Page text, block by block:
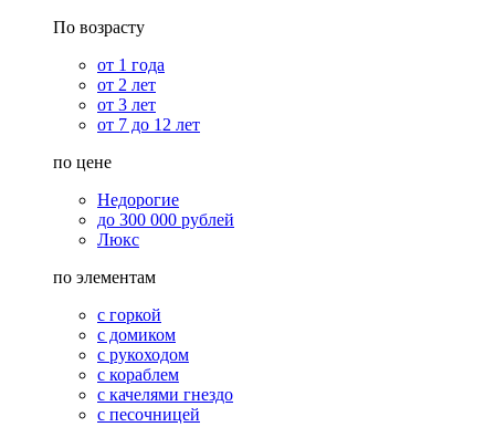
По возрасту
от 1 года
от 2 лет
от 3 лет
от 7 до 12 лет
по цене
Недорогие
до 300 000 рублей
Люкс
по элементам
с горкой
с домиком
с рукоходом
с кораблем
с качелями гнездо
с песочницей